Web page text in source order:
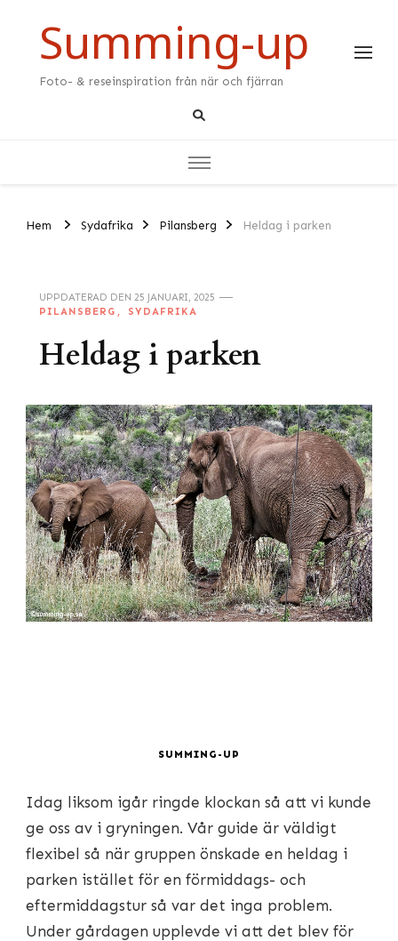
Summing-up
Foto- & reseinspiration från när och fjärran
Hem Sydafrika Pilansberg Heldag i parken
UPPDATERAD DEN 25 JANUARI, 2025
PILANSBERG
SYDAFRIKA
Heldag i parken
SUMMING-UP
Idag liksom igår ringde klockan så att vi kunde
ge oss av i gryningen. Vår guide är väldigt
flexibel så när gruppen önskade en heldag i
parken istället för en förmiddags- och
eftermiddagstur så var det inga problem.
Under gårdagen upplevde vi att det blev för